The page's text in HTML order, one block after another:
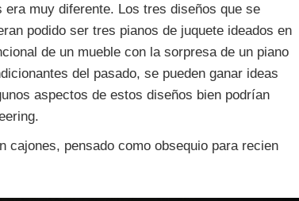
muy diferente. Los tres diseños que se
podido ser tres pianos de juquete ideados en
de un mueble con la sorpresa de un piano
del pasado, se pueden ganar ideas
aspectos de estos diseños bien podrían
cajones, pensado como obsequio para recien